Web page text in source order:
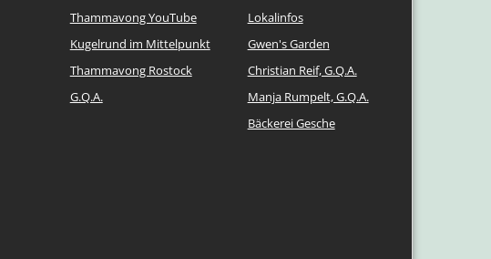
Thammavong YouTube
Kugelrund im Mittelpunkt
Thammavong Rostock
G.Q.A.
Lokalinfos
Gwen's Garden
Christian Reif, G.Q.A.
Manja Rumpelt, G.Q.A.
Bäckerei Gesche